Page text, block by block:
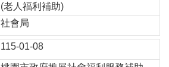
(老人福利補助)
社會局
115-01-08